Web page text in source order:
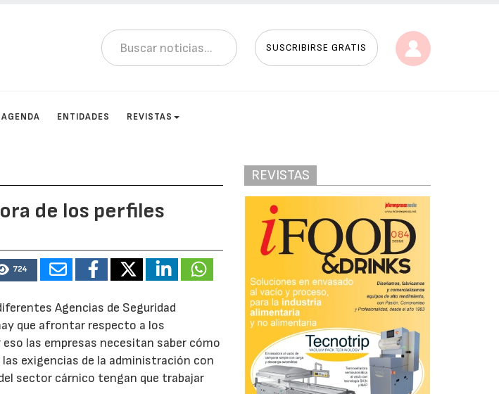
SUSCRIBIRSE GRATIS
AGENDA ENTIDADES REVISTAS
de los perfiles
724
Agencias de Seguridad
que afrontar respecto a los
las empresas necesitan saber cómo
exigencias de la administración con
sector cárnico tengan que trabajar
REVISTAS